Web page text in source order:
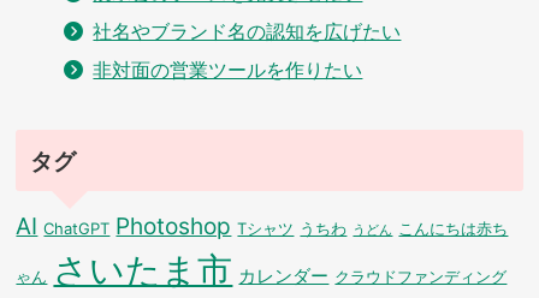
社名やブランド名の認知を広げたい
非対面の営業ツールを作りたい
タグ
AI ChatGPT Photoshop Tシャツ うちわ うどん こんにちは赤ち
ゃん さいたま市 カレンダー クラウドファンディング